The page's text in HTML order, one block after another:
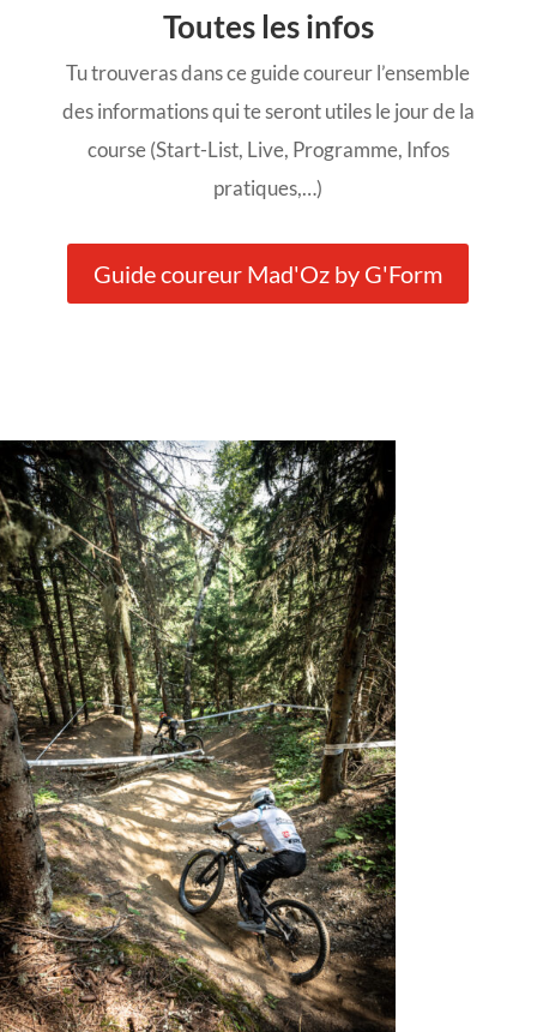
Toutes les infos
Tu trouveras dans ce guide coureur l’ensemble
des informations qui te seront utiles le jour de la
course (Start-List, Live, Programme, Infos
pratiques,…)
Guide coureur Mad'Oz by G'Form